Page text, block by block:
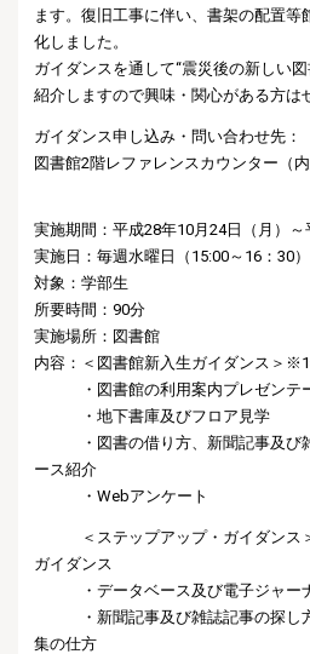
ます。 復旧工事に伴い、書架の配置等
化しました。
ガイダンスを通して“震災後の新しい
紹介しますので興味・関心がある方は
ガイダンス申し込み・問い合わせ先：
図書館2階レファレンスカウンター（内
実施期間：平成28年10月24日（月）
実施日：毎週水曜日（15:00～16：30）
対象：学部生
所要時間：90分
実施場所：図書館
内容：＜図書館新入生ガイダンス＞
・図書館の利用案内プレゼンテ
・地下書庫及びフロア見学
・図書の借り方、新聞記事及び雑
ース紹介
・Webアンケート
＜ステップアップ・ガイダンス
ガイダンス
・データベース及び電子ジャーナ
・新聞記事及び雑誌記事の探し方
集の仕方